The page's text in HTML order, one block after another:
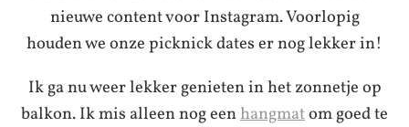
nieuwe content voor Instagram. Voorlopig
houden we onze picknick dates er nog lekker in!
Ik ga nu weer lekker genieten in het zonnetje op
balkon. Ik mis alleen nog eenhangmatom goed te